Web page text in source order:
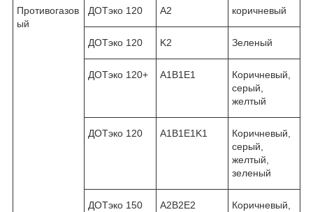
Противогазов
ый
ДОТэко 120 A2 коричневый
ДОТэко 120 K2 Зеленый
ДОТэко 120+ A1B1E1
Коричневый,
серый,
желтый
ДОТэко 120 A1B1E1K1
Коричневый,
серый,
желтый,
зеленый
ДОТэко 150 A2B2E2
Коричневый,